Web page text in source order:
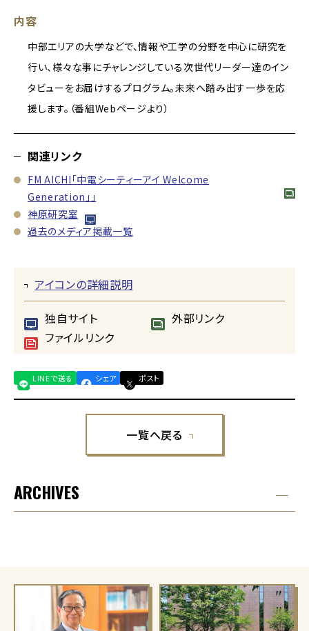
内容
中部エリアの大学などで、情報や工学の分野を中心に研究を
行い、様々な事にチャレンジしている次世代リーダー達のイン
タビューをお届けするプログラム。未来へ踏み出す一歩を応
援します。（番組Webページより）
関連リンク
FM AICHI「中電シーティーアイ Welcome
Generation」」
神原研究室
過去のメディア掲載一覧
アイコンの詳細説明
独自サイト
外部リンク
ファイルリンク
LINEで送る シェア ポスト
一覧へ戻る
ARCHIVES